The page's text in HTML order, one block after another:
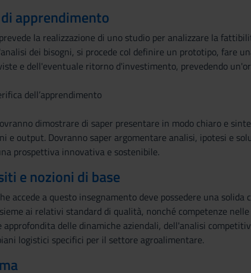
apprendimento
la realizzazione di uno studio per analizzare la
dei bisogni, si procede col definire un prototipo, fare
e dell'eventuale ritorno d'investimento, prevedendo
dell’apprendimento
dimostrare di saper presentare in modo chiaro e
e output. Dovranno saper argomentare analisi, ipotesi e
prospettiva innovativa e sostenibile.
e nozioni di base
accede a questo insegnamento deve possedere una
ai relativi standard di qualità, nonché competenze
approfondita delle dinamiche aziendali, dell'analisi
logistici specifici per il settore agroalimentare.